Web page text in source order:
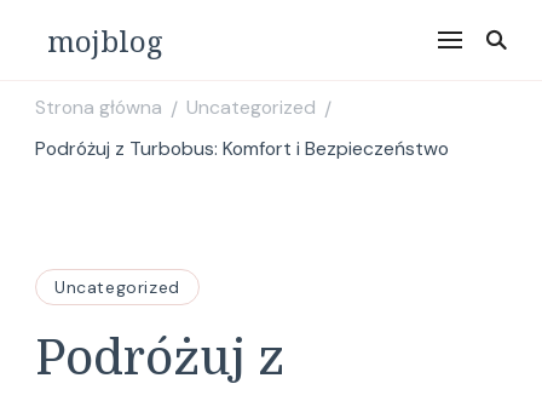
mojblog
Strona główna / Uncategorized /
Podróżuj z Turbobus: Komfort i Bezpieczeństwo
Uncategorized
Podróżuj z